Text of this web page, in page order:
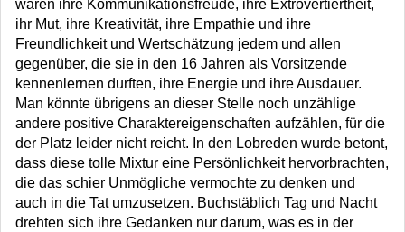
wären ihre Kommunikationsfreude, ihre Extrovertiertheit,
ihr Mut, ihre Kreativität, ihre Empathie und ihre
Freundlichkeit und Wertschätzung jedem und allen
gegenüber, die sie in den 16 Jahren als Vorsitzende
kennenlernen durften, ihre Energie und ihre Ausdauer.
Man könnte übrigens an dieser Stelle noch unzählige
andere positive Charaktereigenschaften aufzählen, für die
der Platz leider nicht reicht. In den Lobreden wurde betont,
dass diese tolle Mixtur eine Persönlichkeit hervorbrachten,
die das schier Unmögliche vermochte zu denken und
auch in die Tat umzusetzen. Buchstäblich Tag und Nacht
drehten sich ihre Gedanken nur darum, was es in der